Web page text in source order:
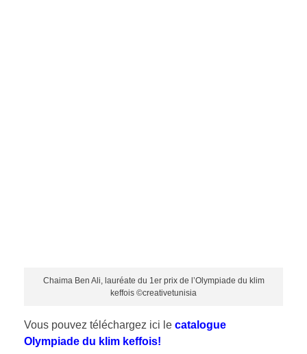
Chaima Ben Ali, lauréate du 1er prix de l’Olympiade du klim
keffois ©creativetunisia
Vous pouvez téléchargez ici le catalogue
Olympiade du klim keffois!